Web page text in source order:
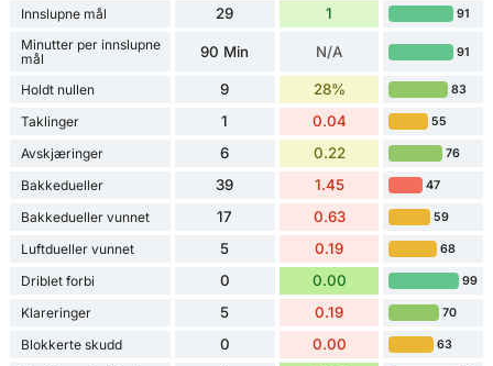
Innslupne mål 29 1 91
Minutter per innslupne
mål
90 Min N/A 91
Holdt nullen 9 28% 83
Taklinger 1 0.04 55
Avskjæringer 6 0.22 76
Bakkedueller 39 1.45 47
Bakkedueller vunnet 17 0.63 59
Luftdueller vunnet 5 0.19 68
Driblet forbi 0 0.00 99
Klareringer 5 0.19 70
Blokkerte skudd 0 0.00 63